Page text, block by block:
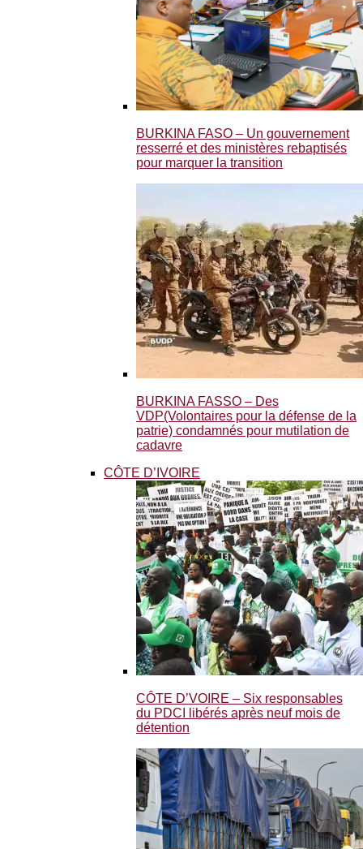
BURKINA FASO – Un gouvernement
resserré et des ministères rebaptisés
pour marquer la transition
BURKINA FASSO – Des
VDP(Volontaires pour la défense de la
patrie) condamnés pour mutilation de
cadavre
CÔTE D’IVOIRE
CÔTE D’VOIRE – Six responsables
du PDCI libérés après neuf mois de
détention